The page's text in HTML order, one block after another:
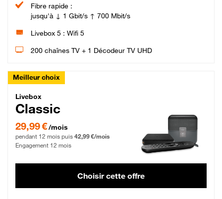
Fibre rapide :
jusqu'à ↓ 1 Gbit/s ↑ 700 Mbit/s
Livebox 5 : Wifi 5
200 chaînes TV + 1 Décodeur TV UHD
Meilleur choix
Livebox Classic Fibre
Livebox
Classic
29,99 € par mois pendant 12 mois puis 42,99 € par mois, Engagement 12 mois
29,99 €/mois
pendant 12 mois puis 42,99 €/mois
Engagement 12 mois
Choisir cette offre